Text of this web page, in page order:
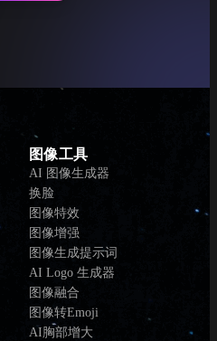
图像工具
AI 图像生成器
换脸
图像特效
图像增强
图像生成提示词
AI Logo 生成器
图像融合
图像转Emoji
AI胸部增大